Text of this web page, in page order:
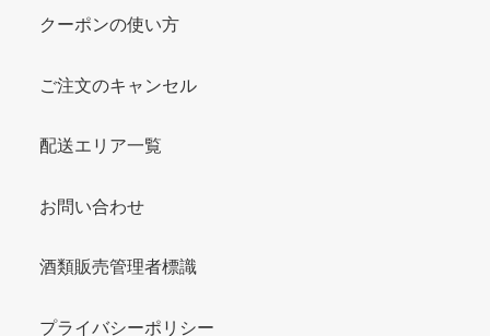
クーポンの使い方
ご注文のキャンセル
配送エリア一覧
お問い合わせ
酒類販売管理者標識
プライバシーポリシー